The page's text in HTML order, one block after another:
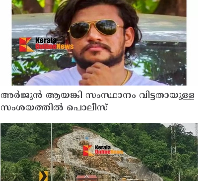
അര്‍ജുന്‍ ആയങ്കി സംസ്ഥാനം വിട്ടതായുള്ള
സംശയത്തില്‍ പൊലീസ്